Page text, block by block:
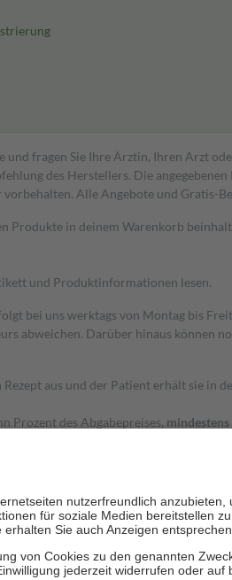
und fragen Sie Ihre Ärztin, Ihren Arzt
des Herstellers. Die
Alle Angebote und Gratis-
Produkte in deinem Warenkorb
und Produktinformationen lesen.
bei uns werktags von Montag bis
abweichen. Darüber hinaus
aus und der Patient erhält sie in
Prozent des Abgabepreises, mindestens
zu stärken und die besondere
mit Ausnahme der Fahrkosten
GKV getragen werden